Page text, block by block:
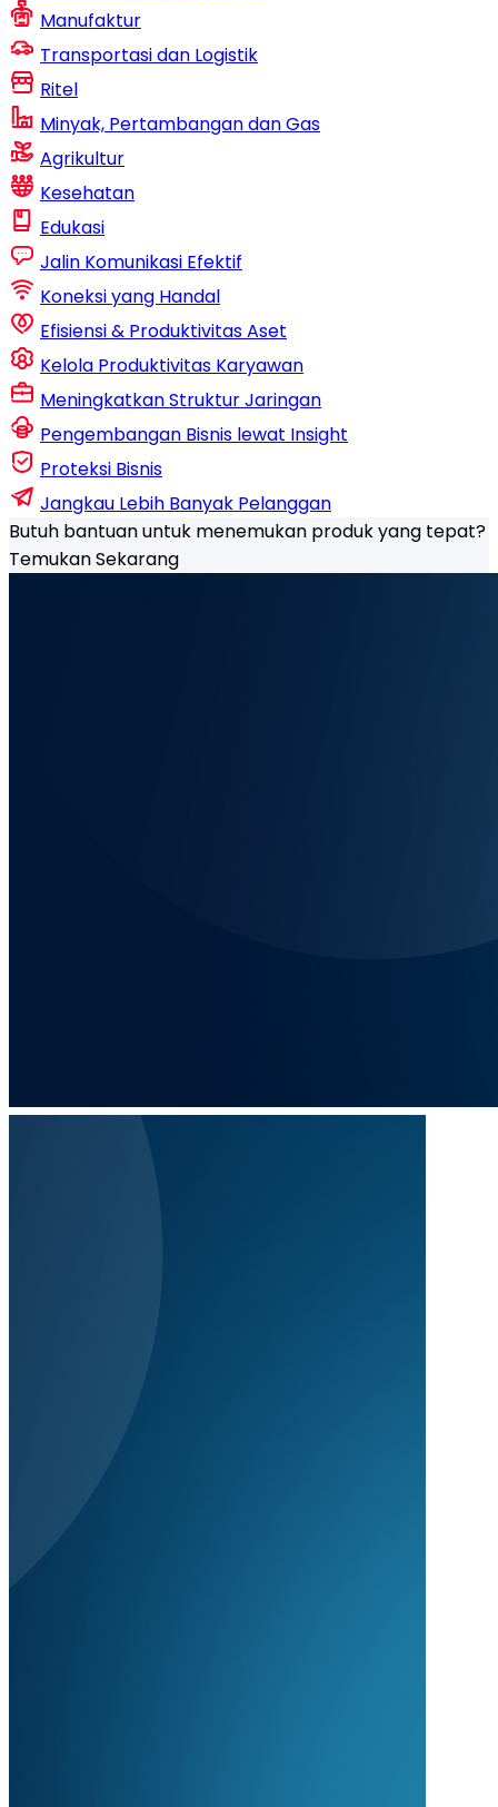
Manufaktur
Transportasi dan Logistik
Ritel
Minyak, Pertambangan dan Gas
Agrikultur
Kesehatan
Edukasi
Jalin Komunikasi Efektif
Koneksi yang Handal
Efisiensi & Produktivitas Aset
Kelola Produktivitas Karyawan
Meningkatkan Struktur Jaringan
Pengembangan Bisnis lewat Insight
Proteksi Bisnis
Jangkau Lebih Banyak Pelanggan
Butuh bantuan untuk menemukan produk yang tepat?
Temukan Sekarang